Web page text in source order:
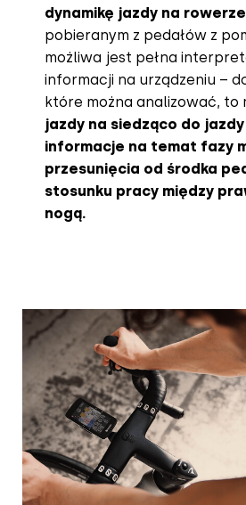
dynamikę jazdy na rowerze
pobieranym z pedałów z
możliwa jest pełna
informacji na urządzeniu –
które można analizować, to
jazdy na siedząco do
informacje na temat fazy
przesunięcia od środka
stosunku pracy między
nogą.